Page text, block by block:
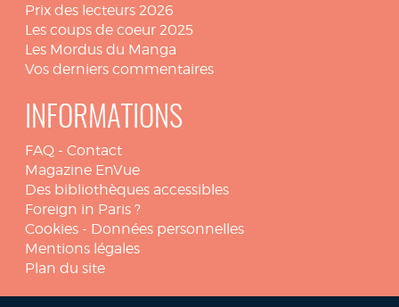
Prix des lecteurs 2026
Les coups de coeur 2025
Les Mordus du Manga
Vos derniers commentaires
INFORMATIONS
FAQ - Contact
Magazine EnVue
Des bibliothèques accessibles
Foreign in Paris ?
Cookies - Données personnelles
Mentions légales
Plan du site